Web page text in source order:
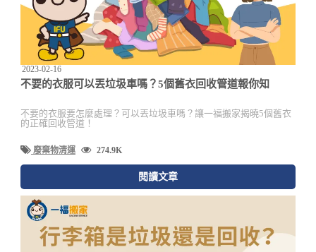
2023-02-16
不要的衣服可以丟垃圾車嗎？5個舊衣回收管道報你知
不要的衣服要怎麼處理？可以丟垃圾車嗎？讓一福搬家揭曉5個舊衣
的正確回收管道！
廢棄物清運 274.9K
閱讀文章